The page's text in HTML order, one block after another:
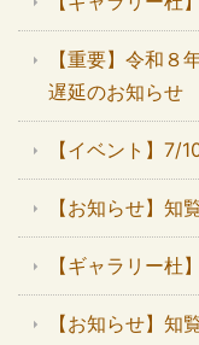
【重要】令和８
遅延のお知らせ
【イベント】7/
【お知らせ】
【ギャラリー杜
【お知らせ】